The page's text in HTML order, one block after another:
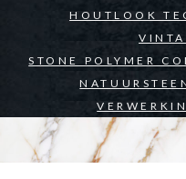
HOUTLOOK
STONE POLYMER